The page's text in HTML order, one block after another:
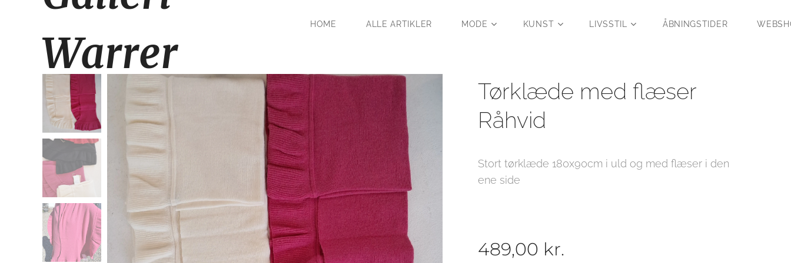
Warrer
(1000m2)
et must når du er på
Møn! kom og bliv
HOME ALLE ARTIKLER MODE KUNST LIVSSTIL ÅBNINGSTIDER
Tørklæde med flæser
Råhvid
Stort tørklæde 180x90cm i uld og med flæser i den
ene side
489,00 kr.